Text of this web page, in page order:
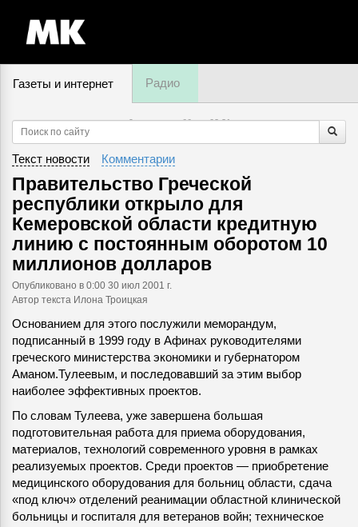
Газеты и интернет Радио
9 августа, суббота,02:31
Текст новости Комментарии
Правительство Греческой
республики открыло для
Кемеровской области кредитную
линию с постоянным оборотом 10
миллионов долларов
Опубликовано в 0:00 30 июл 2001 г.
Автор текста Илона Троицкая
Основанием для этого послужили меморандум,
подписанный в 1999 году в Афинах руководителями
греческого министерства экономики и губернатором
Аманом.Тулеевым, и последовавший за этим выбор
наиболее эффективных проектов.
По словам Тулеева, уже завершена большая
подготовительная работа для приема оборудования,
материалов, технологий современного уровня в рамках
реализуемых проектов. Среди проектов — приобретение
медицинского оборудования для больниц области, сдача
«под ключ» отделений реанимации областной клинической
больницы и госпиталя для ветеранов войн; техническое